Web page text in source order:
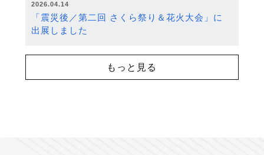
2026.04.14
「震災後／第二回 さくら祭り＆花火大会」に
出展しました
もっと見る